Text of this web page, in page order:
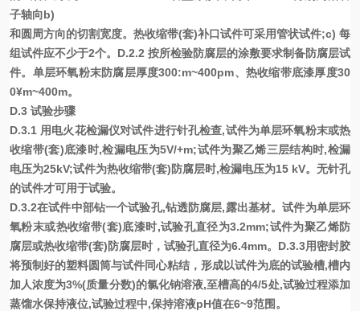
子轴向b)
和圆周方向的切割宽度。热收缩带(套)补口试件可采用管状试件;c) 每
组试件应不少于2个。D.2.2 按所检验防腐层的涂敷要求制备防腐层试
件。单层环氧粉末防腐层厚度300:m~400pm、热收缩带底漆厚度30
0¥m~400m。
D.3 试验步骤
D.3.1 用电火花检漏仪对试件进行针孔检查,试件为单层环氧粉末或热
收缩带(套)底漆时,检漏电压为5V/+m;试件为聚乙烯三层结构时,检漏
电压为25kV;试件为热收缩带(套)防腐层时,检漏电压为15 kV。无针孔
的试件才可用于试验。
D.3.2在试件中部钻一个试验孔,钻透防腐层,露出基材。试件为单层环
氧粉末或热收缩带(套)底漆时,试验孔直径为3.2mm;试件为聚乙烯防
腐层或热收缩带(套)防腐层时，试验孔直径为6.4mm。D.3.3用密封胶
将预制好的塑料圆筒与试件同心粘结，形成以试件为底的试验槽,槽内
加人浓度为3%(质量分数)的氯化钠溶液,至槽高的4/5处,试验过程添加
蒸馏水保持液位,试验过程中,保持溶液pH值在6~9范围。